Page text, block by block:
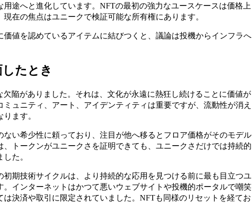
用途へと進化しています。NFTの最初の強力なユースケースは価格上
在の焦点はユニークで検証可能な所有権にあります。
価値を認めているアイテムに結びつくと、議論は投機からインフラへ
たとき
陥がありました。それは、文化が永遠に熱狂し続けることに価値が
ュニティ、アート、アイデンティティは重要ですが、流動性が消え
ます。
ない希少性に頼っており、注目が他へ移るとフロア価格がそのモデル
トークンがユニークさを証明できても、ユニークさだけでは持続的
た。
初期技術サイクルは、より持続的な応用を見つける前に最も目立つユ
。インターネットはかつて悪いウェブサイトや投機的ポータルで嘲笑
は決済や取引に限定されていました。NFTも同様のリセットを経てお